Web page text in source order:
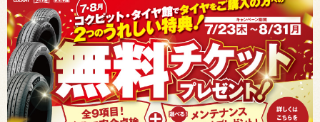
受け出来ない場合がございます。店舗までお問い合わせください。電話も込み合うことが予想さ
日：2026年8月の定休日 毎週 火曜日と水曜日 8月10日(月曜日) から 8月14日(金曜